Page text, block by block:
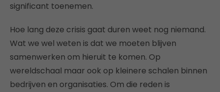
significant toenemen.
Hoe lang deze crisis gaat duren weet nog niemand.
Wat we wel weten is dat we moeten blijven
samenwerken om hieruit te komen. Op
wereldschaal maar ook op kleinere schalen binnen
bedrijven en organisaties. Om die reden is